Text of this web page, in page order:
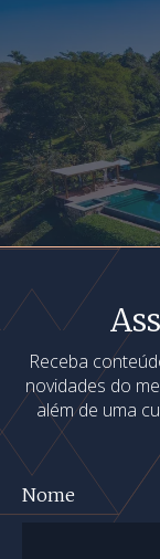
Receba
novidades do
além de uma
Nome